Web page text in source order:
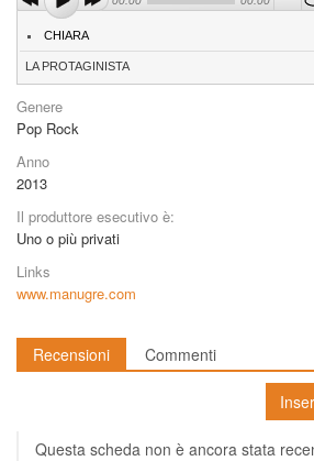
CHIARA
LA PROTAGINISTA
Genere
Pop Rock
Anno
2013
Il produttore esecutivo è:
Uno o più privati
Links
www.manugre.com
Recensioni Commenti
Questa scheda non è ancora stata